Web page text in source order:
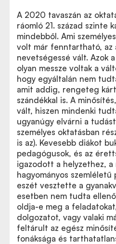
A 2020 tavaszán az
ráomló 21. század szinte
mindebből. Ami
volt már fenntartható, az
nevetségessé vált. Azok
olyan messze voltak a
hogy egyáltalán nem
amit addig, rengeteg
szándékkal is. A
vált, hiszen mindenki
ugyanúgy elvárni a
személyes oktatásban
is az). Kevesebb diákot
pedagógusok, és az
igazodott a helyzethez,
hagyományos
eszét vesztette a
esetben nem tudta
oldja-e meg a
dolgozatot, vagy valaki
feltárult az egész
fonáksága és